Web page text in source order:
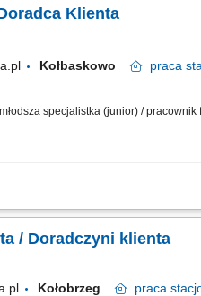
Klienta
Kołbaskowo praca
specjalistka (junior) /
lub bez.
/ Doradczyni klienta
Kołobrzeg praca